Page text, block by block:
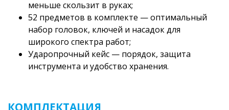
меньше скользит в руках;
52 предметов в комплекте — оптимальный
набор головок, ключей и насадок для
широкого спектра работ;
Ударопрочный кейс — порядок, защита
инструмента и удобство хранения.
КОМПЛЕКТАЦИЯ